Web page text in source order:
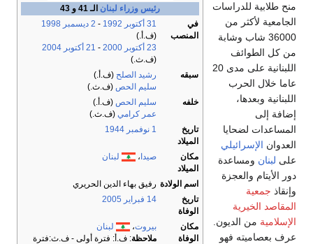
رئيس وزراء لبنان الـ 41 و 43
في
المنصب
31 أكتوبر 1992
- 2 ديسمبر
1998
(ف.أ.)
23 أكتوبر
2000
- 21 أكتوبر
2004
(ف.ث.)
سبقه
رشيد الصلح (ف.أ.)
سليم الحص (ف.ث.)
خلفه
سليم الحص (ف.أ.)
عمر كرامي (ف.ث.)
تاريخ
الميلاد
1 نوفمبر 1944
مكان
الميلاد
صيدا ، لبنان
اسم الولادة رفيق بهاء الدين الحريري
تاريخ
الوفاة
14 فبراير 2005
مكان
الوفاة
بيروت،
لبنان
ملاحظة: ف.أ: فترة أولى - ف.ث:فترة
منح طلابية للدراسات
الجامعية لأكثر من
36000 شاب وشابة
من كل الطوائف
اللبنانية على مدى 20
عاما خلال الحرب
اللبنانية وبعدها،
إضافة إلى
المساعدات لضحايا
العدوان الإسرائيلي
على لبنان ومساعدة
دور الأيتام والعجزة
وإنقاذ جمعية
المقاصد الخيرية
الإسلامية من الديون.
عرف بعصاميته فهو